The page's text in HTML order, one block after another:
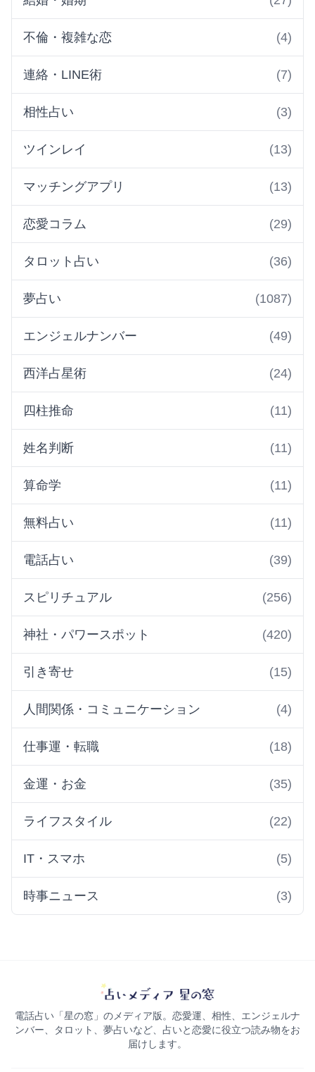
不倫・複雑な恋 (4)
連絡・LINE術 (7)
相性占い (3)
ツインレイ (13)
マッチングアプリ (13)
恋愛コラム (29)
タロット占い (36)
夢占い (1087)
エンジェルナンバー (49)
西洋占星術 (24)
四柱推命 (11)
姓名判断 (11)
算命学 (11)
無料占い (11)
電話占い (39)
スピリチュアル (256)
神社・パワースポット (420)
引き寄せ (15)
人間関係・コミュニケーション (4)
仕事運・転職 (18)
金運・お金 (35)
ライフスタイル (22)
IT・スマホ (5)
時事ニュース (3)
電話占い「星の窓」のメディア版。恋愛運、相性、エンジェルナ
ンバー、タロット、夢占いなど、占いと恋愛に役立つ読み物をお
届けします。